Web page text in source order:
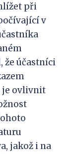
při
v
že účastníci
je ovlivnit
jakož i na